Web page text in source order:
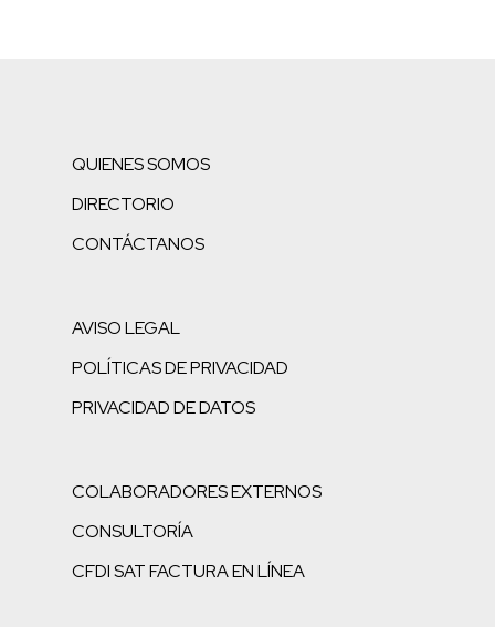
QUIENES SOMOS
DIRECTORIO
CONTÁCTANOS
AVISO LEGAL
POLÍTICAS DE PRIVACIDAD
PRIVACIDAD DE DATOS
COLABORADORES EXTERNOS
CONSULTORÍA
CFDI SAT FACTURA EN LÍNEA